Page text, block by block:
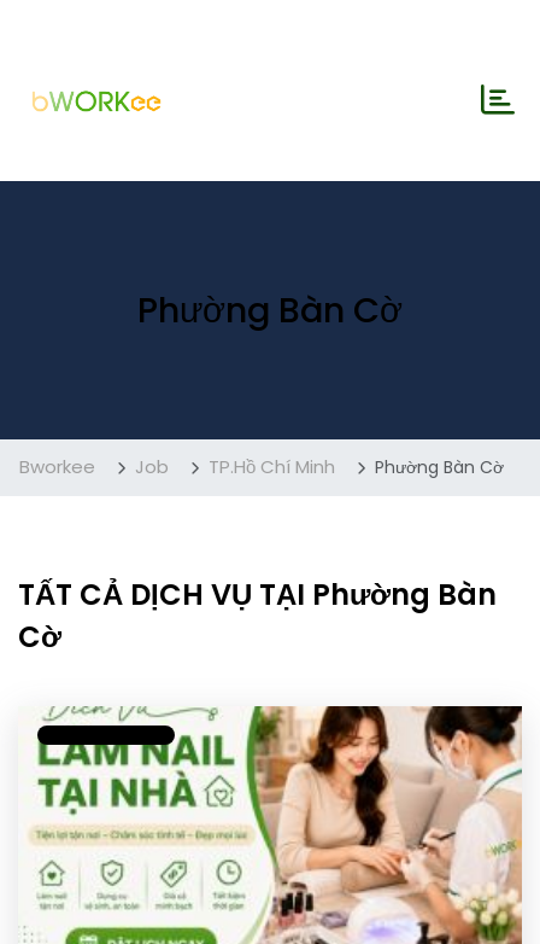
Phường Bàn Cờ
Bworkee Job TP.Hồ Chí Minh Phường Bàn Cờ
TẤT CẢ DỊCH VỤ TẠI Phường Bàn
Cờ